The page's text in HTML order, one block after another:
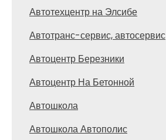
Автотехцентр на Элсибе
Автотранс-сервис, автосервис
Автоцентр Березники
Автоцентр На Бетонной
Автошкола
Автошкола Автополис